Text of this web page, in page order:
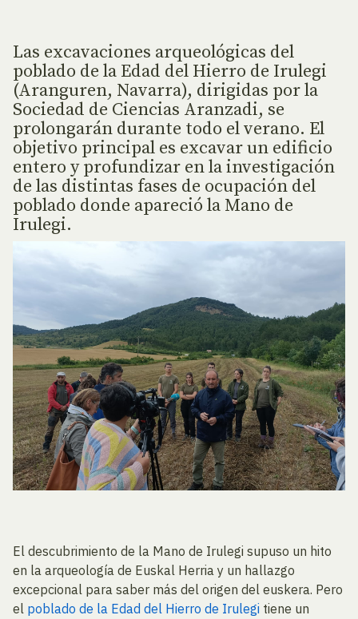
Las excavaciones arqueológicas del
poblado de la Edad del Hierro de Irulegi
(Aranguren, Navarra), dirigidas por la
Sociedad de Ciencias Aranzadi, se
prolongarán durante todo el verano. El
objetivo principal es excavar un edificio
entero y profundizar en la investigación
de las distintas fases de ocupación del
poblado donde apareció la Mano de
Irulegi.
El descubrimiento de la Mano de Irulegi supuso un hito
en la arqueología de Euskal Herria y un hallazgo
excepcional para saber más del origen del euskera. Pero
el poblado de la Edad del Hierro de Irulegi tiene un